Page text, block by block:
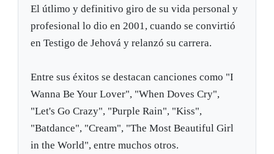
El útlimo y definitivo giro de su vida personal y
profesional lo dio en 2001, cuando se convirtió
en Testigo de Jehová y relanzó su carrera.
Entre sus éxitos se destacan canciones como "I
Wanna Be Your Lover", "When Doves Cry",
"Let's Go Crazy", "Purple Rain", "Kiss",
"Batdance", "Cream", "The Most Beautiful Girl
in the World", entre muchos otros.